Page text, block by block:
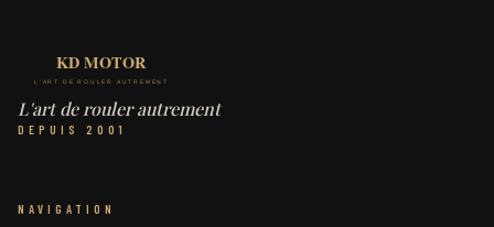
L'art de rouler autrement
DEPUIS 2001
NAVIGATION